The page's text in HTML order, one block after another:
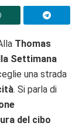
Thomas
Settimana
una strada
. Si parla di
del cibo